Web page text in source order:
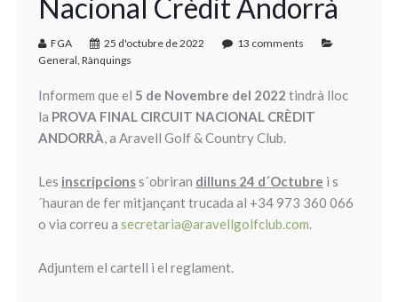
Nacional Crèdit Andorrà
FGA 25 d'octubre de 2022
13 comments
General, Rànquings
Informem que el 5 de Novembre del 2022 tindrà lloc
la PROVA FINAL CIRCUIT NACIONAL CRÈDIT
ANDORRÀ, a Aravell Golf & Country Club.
Les inscripcionss´obriran dilluns 24 d´Octubre i s
´hauran de fer mitjançant trucada al +34 973 360 066
o via correu a secretaria@aravellgolfclub.com.
Adjuntem el cartell i el reglament.